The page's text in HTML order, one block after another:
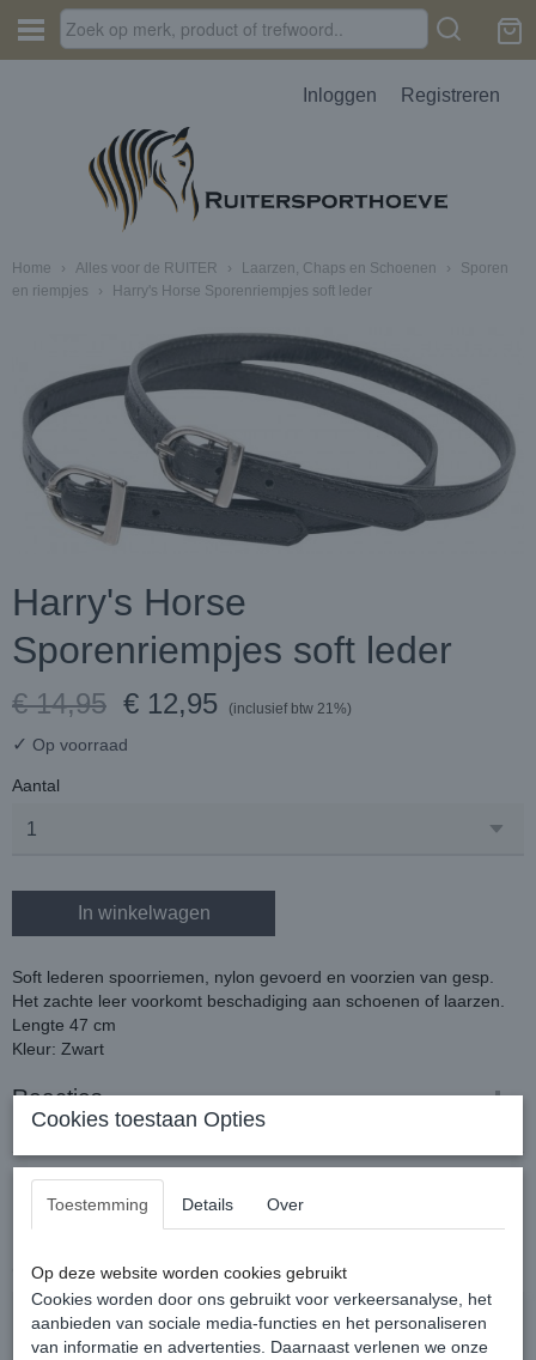
Inloggen Registreren
Home › Alles voor de RUITER › Laarzen, Chaps en Schoenen ›
Sporen
en riempjes
› Harry's Horse Sporenriempjes soft leder
Harry's Horse
Sporenriempjes soft leder
€ 14,95 € 12,95 (inclusief btw 21%)
✓ Op voorraad
Aantal
In winkelwagen
Soft lederen spoorriemen, nylon gevoerd en voorzien van gesp.
Het zachte leer voorkomt beschadiging aan schoenen of laarzen.
Lengte 47 cm
Kleur: Zwart
Reacties
Ook interessant
Cookies toestaan Opties
Toestemming Details Over
Op deze website worden cookies gebruikt
Cookies worden door ons gebruikt voor verkeersanalyse, het
aanbieden van sociale media-functies en het personaliseren
van informatie en advertenties. Daarnaast verlenen we onze